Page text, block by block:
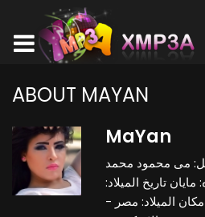
ABOUT MAYAN
MaYan
مى محمود محمد
تاريخ الميلاد:
15121996 مكان الميلاد: مصر -